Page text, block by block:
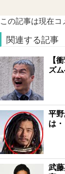
この記事は現在コ
関連する記事
【
ズ
平
は
武